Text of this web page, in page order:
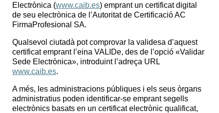
Electrònica (www.caib.es) emprant un certificat digital
de seu electrònica de l’Autoritat de Certificació AC
FirmaProfesional SA.
Qualsevol ciutadà pot comprovar la validesa d’aquest
certificat emprant l’eina VALIDe, des de l’opció «Validar
Sede Electrònica», introduint l’adreça URL
www.caib.es.
A més, les administracions públiques i els seus òrgans
administratius poden identificar-se emprant segells
electrònics basats en un certificat electrònic qualificat,